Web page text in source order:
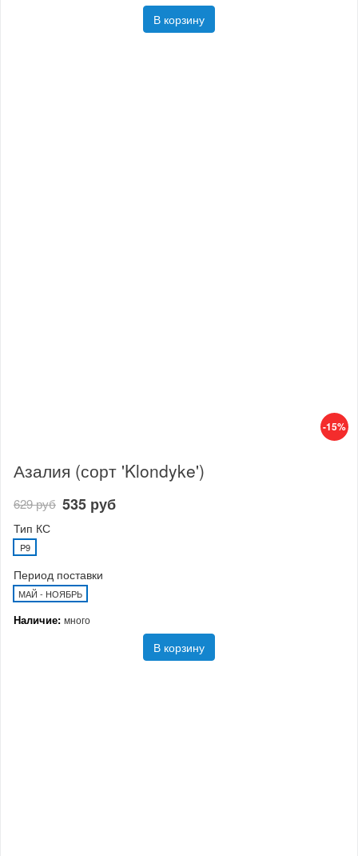
В корзину
-15%
Азалия (сорт 'Klondyke')
629 руб 535 руб
Тип КС
P9
Период поставки
МАЙ - НОЯБРЬ
Наличие: много
В корзину